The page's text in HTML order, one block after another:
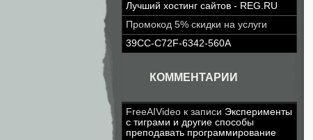
Лучший хостинг сайтов - REG.RU
Промокод 5% скидки на услуги
39CC-C72F-6342-560A
КОММЕНТАРИИ
FreeAIVideo к записи Эксперименты
с тиграми и другие способы
преподавать программирование